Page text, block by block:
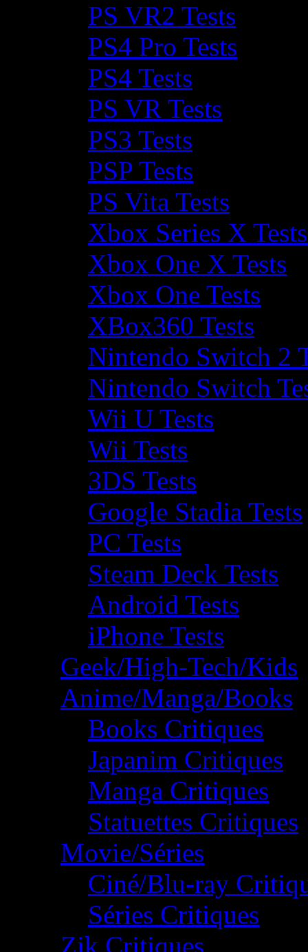
PS VR2 Tests
PS4 Pro Tests
PS4 Tests
PS VR Tests
PS3 Tests
PSP Tests
PS Vita Tests
Xbox Series X Tests
Xbox One X Tests
Xbox One Tests
XBox360 Tests
Nintendo Switch 2
Nintendo Switch
Wii U Tests
Wii Tests
3DS Tests
Google Stadia Tests
PC Tests
Steam Deck Tests
Android Tests
iPhone Tests
Geek/High-Tech/Kids
Anime/Manga/Books
Books Critiques
Japanim Critiques
Manga Critiques
Statuettes Critiques
Movie/Séries
Ciné/Blu-ray
Séries Critiques
Zik Critiques